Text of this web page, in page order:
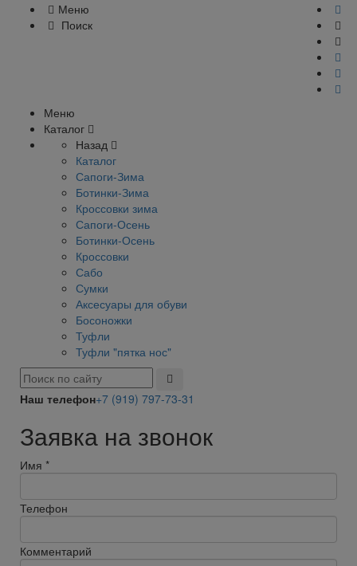
Меню
Поиск
Меню
Каталог
Назад
Каталог
Сапоги-Зима
Ботинки-Зима
Кроссовки зима
Сапоги-Осень
Ботинки-Осень
Кроссовки
Сабо
Сумки
Аксесуары для обуви
Босоножки
Туфли
Туфли "пятка нос"
Наш телефон+7 (919) 797-73-31
Заявка на звонок
Имя *
Телефон
Комментарий